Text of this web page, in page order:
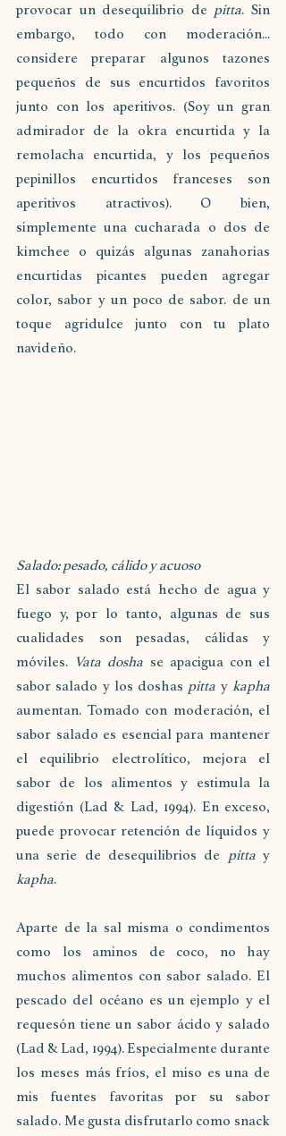
provocar un desequilibrio de pitta. Sin
embargo, todo con moderación...
considere preparar algunos tazones
pequeños de sus encurtidos favoritos
junto con los aperitivos. (Soy un gran
admirador de la okra encurtida y la
remolacha encurtida, y los pequeños
pepinillos encurtidos franceses son
aperitivos atractivos). O bien,
simplemente una cucharada o dos de
kimchee o quizás algunas zanahorias
encurtidas picantes pueden agregar
color, sabor y un poco de sabor. de un
toque agridulce junto con tu plato
navideño.
Salado: pesado, cálido y acuoso
El sabor salado está hecho de agua y
fuego y, por lo tanto, algunas de sus
cualidades son pesadas, cálidas y
móviles. Vata dosha se apacigua con el
sabor salado y los doshas pitta y kapha
aumentan. Tomado con moderación, el
sabor salado es esencial para mantener
el equilibrio electrolítico, mejora el
sabor de los alimentos y estimula la
digestión (Lad & Lad, 1994). En exceso,
puede provocar retención de líquidos y
una serie de desequilibrios de pitta
kapha.
Aparte de la sal misma o condimentos
como los aminos de coco, no hay
muchos alimentos con sabor salado. El
pescado del océano es un ejemplo y el
requesón tiene un sabor ácido y salado
(Lad & Lad, 1994). Especialmente durante
los meses más fríos, el miso es una de
mis fuentes favoritas por su sabor
salado. Me gusta disfrutarlo como snack